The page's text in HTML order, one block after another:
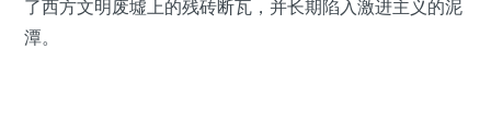
了西方文明废墟上的残砖断瓦，并长期陷入激进主义的泥
潭。